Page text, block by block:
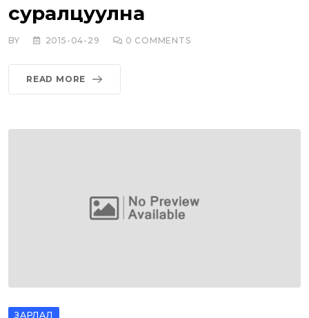
суралцуулна
BY 2015-04-29 0 COMMENTS
READ MORE
ЗАРЛАЛ